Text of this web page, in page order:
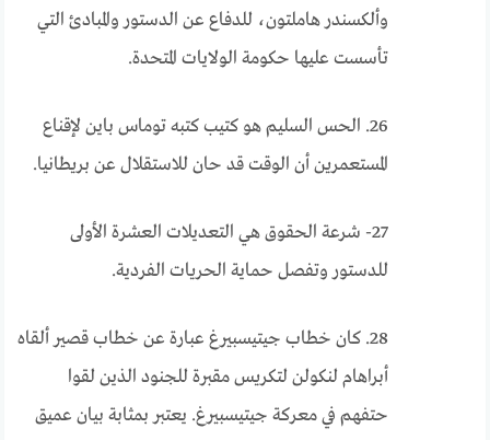
وألكسندر هاملتون، للدفاع عن الدستور والمبادئ التي
تأسست عليها حكومة الولايات المتحدة.
26. الحس السليم هو كتيب كتبه توماس باين لإقناع
المستعمرين أن الوقت قد حان للاستقلال عن بريطانيا.
27- شرعة الحقوق هي التعديلات العشرة الأولى
للدستور وتفصل حماية الحريات الفردية.
28. كان خطاب جيتيسبيرغ عبارة عن خطاب قصير ألقاه
أبراهام لنكولن لتكريس مقبرة للجنود الذين لقوا
حتفهم في معركة جيتيسبيرغ. يعتبر بمثابة بيان عميق